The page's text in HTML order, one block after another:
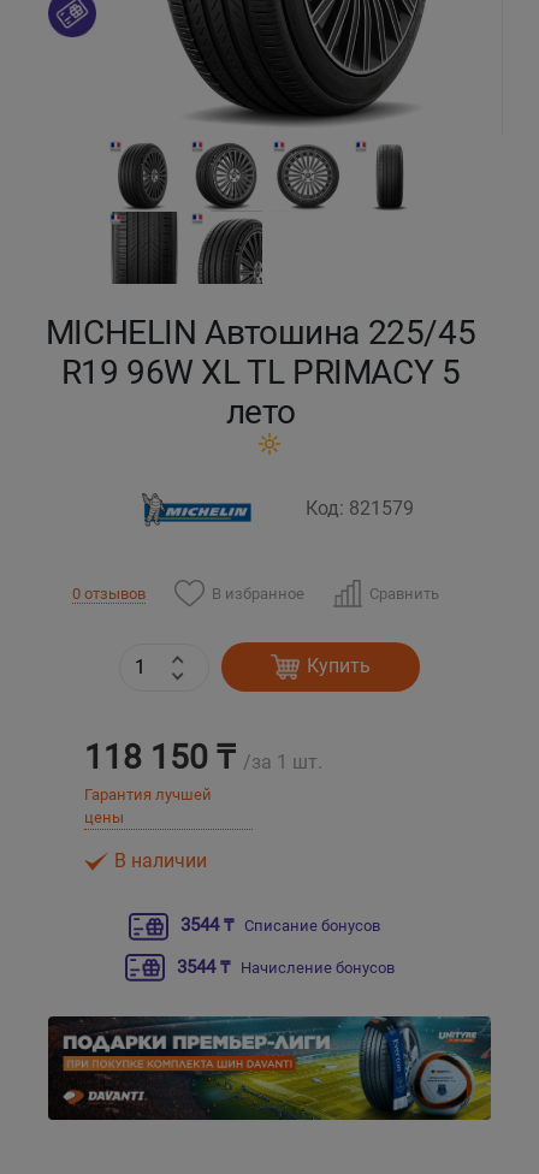
MICHELIN Автошина 225/45
R19 96W XL TL PRIMACY 5
лето
Код: 821579
0 отзывов В избранное Сравнить
Купить
118 150 ₸ /за 1 шт.
Гарантия лучшей
цены
В наличии
3544 ₸ Списание бонусов
3544 ₸ Начисление бонусов
Кокшетау
Кызылорда
Павлодар
Петропавловск
Семей
Уральск
Усть-Каменогорск